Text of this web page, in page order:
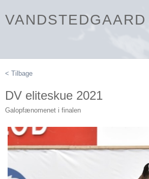
VANDSTEDGAARD
< Tilbage
DV eliteskue 2021
Galopfænomenet i finalen